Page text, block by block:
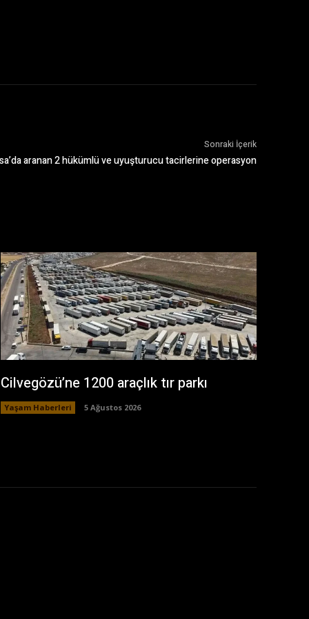
Sonraki İçerik
aranan 2 hükümlü ve uyuşturucu tacirlerine operasyon
Cilvegözü’ne 1200 araçlık tır parkı
Yaşam Haberleri 5 Ağustos 2026